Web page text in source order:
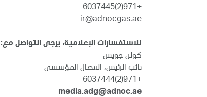
+971(2)6037445
ir@adnocgas.ae
للاستفسارات الإعلامية، يرجى التواصل مع:
كولن جويس
نائب الرئيس، الاتصال المؤسسي
+971(2)6037444
media.adg@adnoc.ae